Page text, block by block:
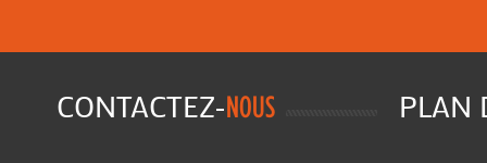
CONTACTEZ-NOUS PLAN